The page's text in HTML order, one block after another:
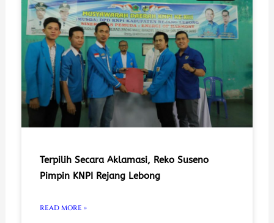
Terpilih Secara Aklamasi, Reko Suseno
Pimpin KNPI Rejang Lebong
READ MORE »